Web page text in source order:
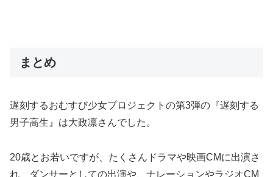
まとめ
遅刻するおむすび少女プロジェクトの第3弾の『遅刻する
男子高生』は大政凛さんでした。
20歳とお若いですが、たくさんドラマや映画CMに出演さ
れ、ダンサーとしての出演や、ナレーションやラジオCM